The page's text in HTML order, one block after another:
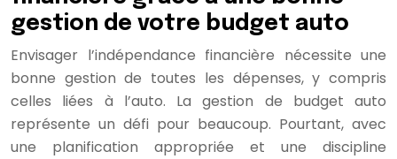
gestion de votre budget auto
Envisager l’indépendance financière nécessite une
bonne gestion de toutes les dépenses, y compris
celles liées à l’auto. La gestion de budget auto
représente un défi pour beaucoup. Pourtant, avec
une planification appropriée et une discipline